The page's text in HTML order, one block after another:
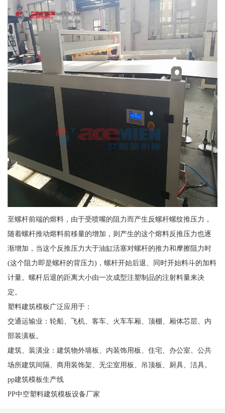
至螺杆前端的熔料，由于受喷嘴的阻力而产生反螺杆螺纹推压力，
随着螺杆推动熔料前移量的增加，则产生的这个熔料反推压力也逐
渐增加，当这个反推压力大于油缸活塞对螺杆的推力和摩擦阻力时
(这个阻力即是螺杆的背压力)，螺杆开始后退、同时开始料斗的加料
计量。螺杆后退的距离大小由一次成型注塑制品的注射料量来决
定。
塑料建筑模板广泛应用于：
交通运输业：轮船、飞机、客车、火车车厢、顶棚、厢体芯层、内
部装潢板。
建筑、装潢业：建筑物外墙板、内装饰用板、住宅、办公室、公共
场所建筑间隔、商用装饰架、无尘室用板、吊顶板、厨具、洁具。
pp建筑模板生产线
PP中空塑料建筑模板设备厂家